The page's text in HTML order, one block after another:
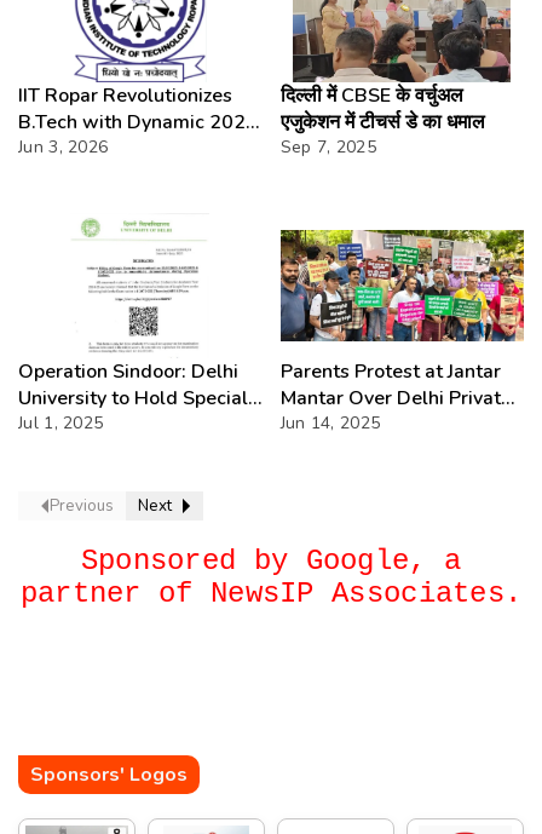
IIT Ropar Revolutionizes
B.Tech with Dynamic 2026
Curriculum
Jun 3, 2026
दिल्ली में CBSE के वर्चुअल
एजुकेशन में टीचर्स डे का धमाल
Sep 7, 2025
Operation Sindoor: Delhi
University to Hold Special
Exams for Students Who
Jul 1, 2025
Parents Protest at Jantar
Mantar Over Delhi Private
School Fee Hikes
Jun 14, 2025
Previous Next
Sponsored by Google, a
partner of NewsIP Associates.
Sponsors' Logos